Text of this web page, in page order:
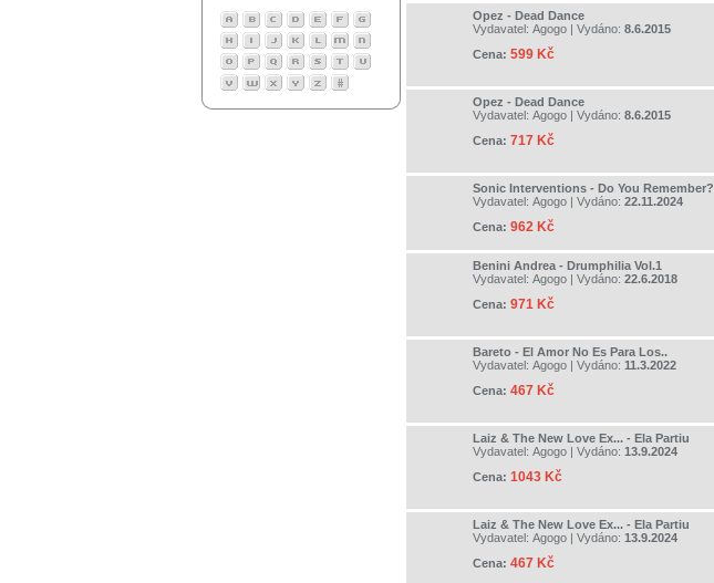
Opez - Dead Dance
Vydavatel: Agogo | Vydáno: 8.6.2015
Cena: 599 Kč
Opez - Dead Dance
Vydavatel: Agogo | Vydáno: 8.6.2015
Cena: 717 Kč
Sonic Interventions - Do You Remember?
Vydavatel: Agogo | Vydáno: 22.11.2024
Cena: 962 Kč
Benini Andrea - Drumphilia Vol.1
Vydavatel: Agogo | Vydáno: 22.6.2018
Cena: 971 Kč
Bareto - El Amor No Es Para Los..
Vydavatel: Agogo | Vydáno: 11.3.2022
Cena: 467 Kč
Laiz & The New Love Ex... - Ela Partiu
Vydavatel: Agogo | Vydáno: 13.9.2024
Cena: 1043 Kč
Laiz & The New Love Ex... - Ela Partiu
Vydavatel: Agogo | Vydáno: 13.9.2024
Cena: 467 Kč